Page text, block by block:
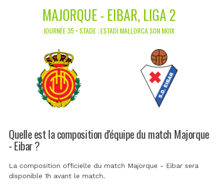
MAJORQUE - EIBAR, LIGA 2
JOURNÉE 35 • STADE : ESTADI MALLORCA SON MOIX
Quelle est la composition d'équipe du match Majorque
- Eibar ?
La composition officielle du match Majorque - Eibar sera
disponible 1h avant le match.